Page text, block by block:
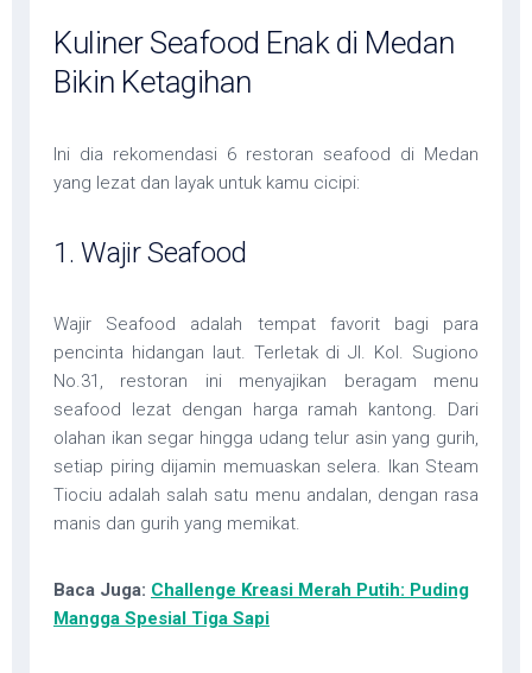
Kuliner Seafood Enak di Medan
Bikin Ketagihan
Ini dia rekomendasi 6 restoran seafood di Medan
yang lezat dan layak untuk kamu cicipi:
1. Wajir Seafood
Wajir Seafood adalah tempat favorit bagi para
pencinta hidangan laut. Terletak di Jl. Kol. Sugiono
No.31, restoran ini menyajikan beragam menu
seafood lezat dengan harga ramah kantong. Dari
olahan ikan segar hingga udang telur asin yang gurih,
setiap piring dijamin memuaskan selera. Ikan Steam
Tiociu adalah salah satu menu andalan, dengan rasa
manis dan gurih yang memikat.
Baca Juga: Challenge Kreasi Merah Putih: Puding
Mangga Spesial Tiga Sapi